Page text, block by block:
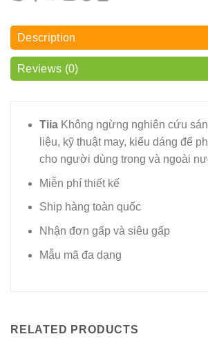
Description
Reviews (0)
TiiaKhông ngừng nghiên cứu
liệu, kỹ thuật may, kiểu dáng để
cho người dùng trong và ngoài
Miễn phí thiết kế
Ship hàng toàn quốc
Nhận đơn gấp và siêu gấp
Mẫu mã đa dạng
RELATED PRODUCTS